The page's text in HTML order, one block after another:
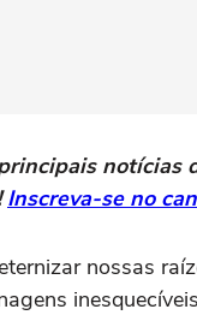
notícias
Inscreva-se no
nossas